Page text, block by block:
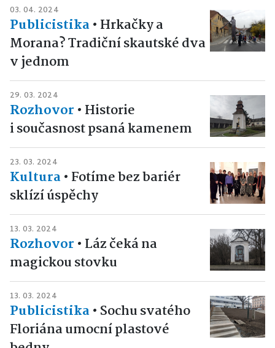
03. 04. 2024
Publicistika• Hrkačky a
Morana? Tradiční skautské dva
v jednom
29. 03. 2024
Rozhovor • Historie
i současnost psaná kamenem
23. 03. 2024
Kultura• Fotíme bez bariér
sklízí úspěchy
13. 03. 2024
Rozhovor • Láz čeká na
magickou stovku
13. 03. 2024
Publicistika• Sochu svatého
Floriána umocní plastové